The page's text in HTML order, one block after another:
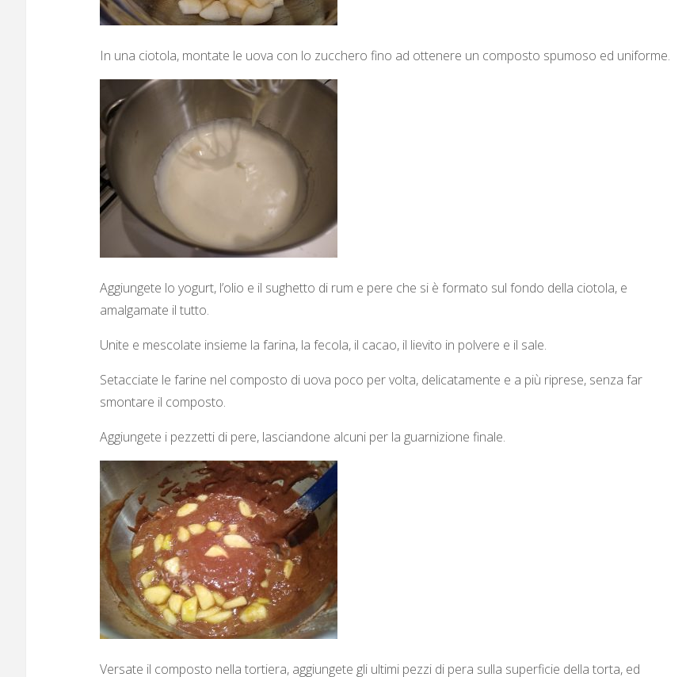
In una ciotola, montate le uova con lo zucchero fino ad ottenere un composto spumoso ed uniforme.
Aggiungete lo yogurt, l’olio e il sughetto di rum e pere che si è formato sul fondo della ciotola, e
amalgamate il tutto.
Unite e mescolate insieme la farina, la fecola, il cacao, il lievito in polvere e il sale.
Setacciate le farine nel composto di uova poco per volta, delicatamente e a più riprese, senza far
smontare il composto.
Aggiungete i pezzetti di pere, lasciandone alcuni per la guarnizione finale.
Versate il composto nella tortiera, aggiungete gli ultimi pezzi di pera sulla superficie della torta, ed